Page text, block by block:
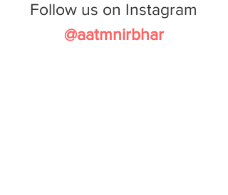
Follow us on Instagram
@aatmnirbhar